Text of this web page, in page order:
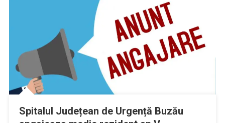
Spitalul Județean de Urgență Buzău